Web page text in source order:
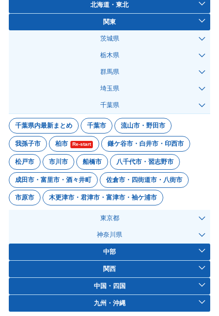
北海道・東北
関東
茨城県
栃木県
群馬県
埼玉県
千葉県
千葉県内最新まとめ 千葉市 流山市・野田市
我孫子市 柏市 Re-start 鎌ケ谷市・白井市・印西市
松戸市 市川市 船橋市 八千代市・習志野市
成田市・富里市・酒々井町 佐倉市・四街道市・八街市
市原市 木更津市・君津市・富津市・袖ケ浦市
東京都
神奈川県
中部
関西
中国・四国
九州・沖縄